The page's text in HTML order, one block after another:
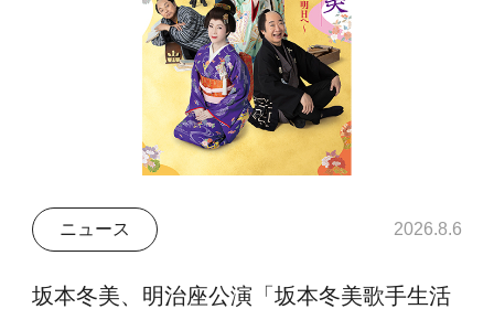
ニュース 2026.8.6
坂本冬美、明治座公演「坂本冬美歌手生活